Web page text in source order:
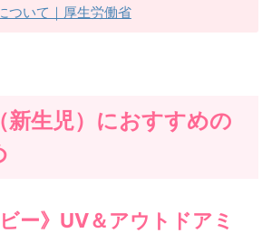
ついて｜厚生労働省
新生児）におすすめの
》UV＆アウトドアミ